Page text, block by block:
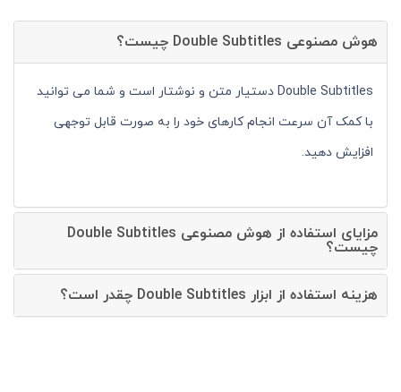
هوش مصنوعی Double Subtitles چیست؟
Double Subtitles دستیار متن و نوشتار است و شما می توانید
با کمک آن سرعت انجام کارهای خود را به صورت قابل توجهی
افزایش دهید.
مزایای استفاده از هوش مصنوعی Double Subtitles
چیست؟
هزینه استفاده از ابزار Double Subtitles چقدر است؟